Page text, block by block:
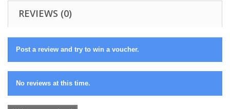
REVIEWS (0)
Post a review and try to win a voucher.
No reviews at this time.